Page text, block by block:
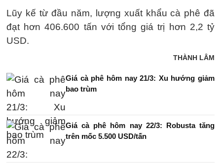
Lũy kế từ đầu năm, lượng xuất khẩu cà phê đã
đạt hơn 406.600 tấn với tổng giá trị hơn 2,2 tỷ
USD.
THÀNH LÂM
Giá cà phê hôm nay 21/3: Xu hướng giảm
bao trùm
Giá cà phê hôm nay 22/3: Robusta tăng
trên mốc 5.500 USD/tấn